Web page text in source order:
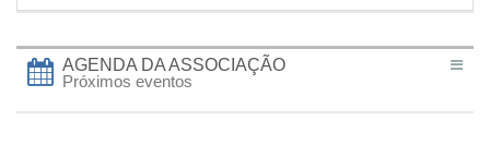
AGENDA DA ASSOCIAÇÃO
Próximos eventos